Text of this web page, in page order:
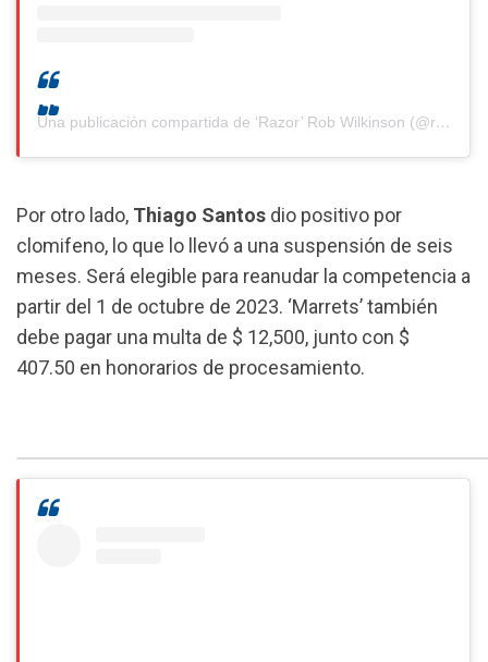
Una publicación compartida de ‘Razor’ Rob Wilkinson (@razorrobwilkinson)
Por otro lado, Thiago Santos dio positivo por
clomifeno, lo que lo llevó a una suspensión de seis
meses. Será elegible para reanudar la competencia a
partir del 1 de octubre de 2023. ‘Marrets’ también
debe pagar una multa de $ 12,500, junto con $
407.50 en honorarios de procesamiento.